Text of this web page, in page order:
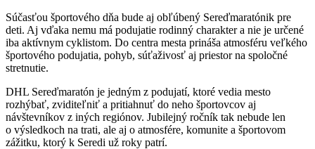
Súčasťou športového dňa bude aj obľúbený Sereďmaratónik pre
deti. Aj vďaka nemu má podujatie rodinný charakter a nie je určené
iba aktívnym cyklistom. Do centra mesta prináša atmosféru veľkého
športového podujatia, pohyb, súťaživosť aj priestor na spoločné
stretnutie.
DHL Sereďmaratón je jedným z podujatí, ktoré vedia mesto
rozhýbať, zviditeľniť a pritiahnuť do neho športovcov aj
návštevníkov z iných regiónov. Jubilejný ročník tak nebude len
o výsledkoch na trati, ale aj o atmosfére, komunite a športovom
zážitku, ktorý k Seredi už roky patrí.